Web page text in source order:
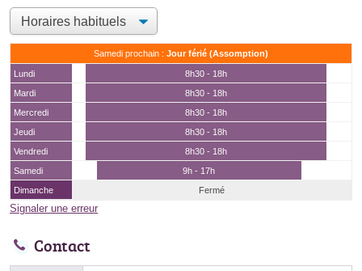
Samedi prochain : Jour férié (Assomption)
Lundi
8h30 - 18h
Mardi
8h30 - 18h
Mercredi
8h30 - 18h
Jeudi
8h30 - 18h
Vendredi
8h30 - 18h
Samedi
9h - 17h
Dimanche
Fermé
Signaler une erreur
Contact